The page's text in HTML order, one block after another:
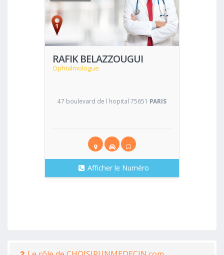
RAFIK BELAZZOUGUI
Ophtalmologue
Voir
47 boulevard de l hopital 75651 PARIS
Afficher le Numéro